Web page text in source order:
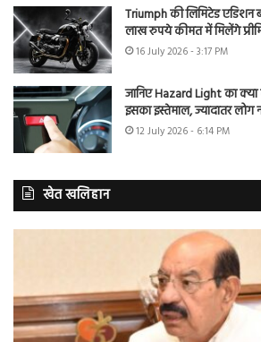
Triumph की लिमिटेड एडिशन
लाख रुपये कीमत में मिलेंगे
16 July 2026 - 3:17 PM
जानिए Hazard Light का
इसका इस्तेमाल, ज्यादातर लोग
12 July 2026 - 6:14 PM
खेत खलिहान